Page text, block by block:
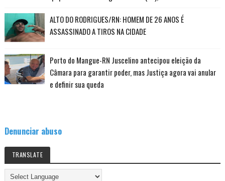
ALTO DO RODRIGUES/RN: HOMEM DE 26 ANOS É
ASSASSINADO A TIROS NA CIDADE
Porto do Mangue-RN Juscelino antecipou eleição da
Câmara para garantir poder, mas Justiça agora vai anular
e definir sua queda
Denunciar abuso
TRANSLATE